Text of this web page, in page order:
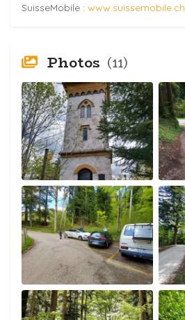
SuisseMobile : www.suissemobile.ch
Photos (11)